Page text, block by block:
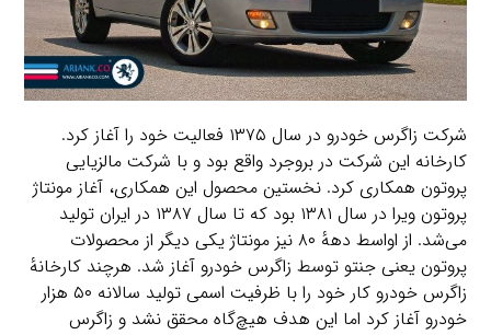
شرکت زاگرس خودرو در سال ۱۳۷۵ فعالیت خود را آغاز کرد.
کارخانه این شرکت در بروجرد واقع بود و با شرکت مالزیایی
پروتون همکاری کرد. نخستین محصول این همکاری، آغاز مونتاژ
پروتون ویرا در سال ۱۳۸۱ بود که تا سال ۱۳۸۷ در ایران تولید
می‌شد. از اواسط دههٔ ۸۰ نیز مونتاژ یکی دیگر از محصولات
پروتون یعنی جنتو توسط زاگرس خودرو آغاز شد. هرچند کارخانهٔ
زاگرس خودرو کار خود را با ظرفیت اسمی تولید سالانه ۵۰ هزار
خودرو آغاز کرد اما این هدف هیچ‌گاه محقق نشد و زاگرس